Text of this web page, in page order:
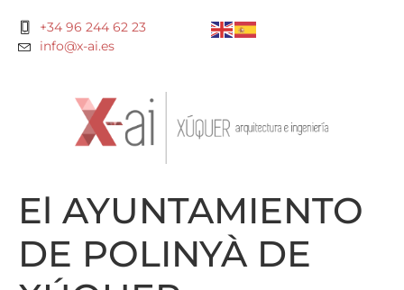
+34 96 244 62 23
info@x-ai.es
El AYUNTAMIENTO
DE POLINYÀ DE